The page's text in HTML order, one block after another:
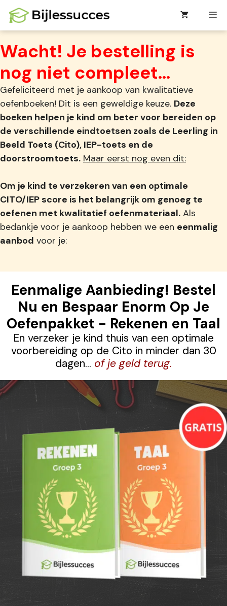
naar
de
inhoud
Wacht! Je bestelling is
nog niet compleet...
Gefeliciteerd met je aankoop van kwalitatieve
oefenboeken! Dit is een geweldige keuze. Deze
boeken helpen je kind om beter voor bereiden op
de verschillende eindtoetsen zoals de Leerling in
Beeld Toets (Cito), IEP-toets en de
doorstroomtoets. Maar eerst nog even dit:
Om je kind te verzekeren van een optimale
CITO/IEP score is het belangrijk om genoeg te
oefenen met kwalitatief oefenmateriaal. Als
bedankje voor je aankoop hebben we een eenmalig
aanbod voor je:
Eenmalige Aanbieding! Bestel
Nu en Bespaar Enorm Op Je
Oefenpakket - Rekenen en Taal
En verzeker je kind thuis van een optimale
voorbereiding op de Cito in minder dan 30
dagen... of je geld terug.